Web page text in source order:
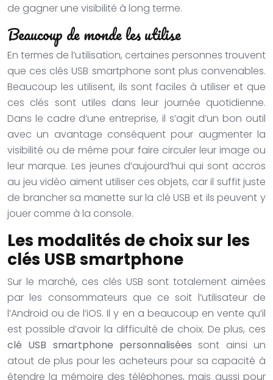
de gagner une visibilité à long terme.
Beaucoup de monde les utilise
En termes de l’utilisation, certaines personnes trouvent
que ces clés USB smartphone sont plus convenables.
Beaucoup les utilisent, ils sont faciles à utiliser et que
ces clés sont utiles dans leur journée quotidienne.
Dans le cadre d’une entreprise, il s’agit d’un bon outil
avec un avantage conséquent pour augmenter la
visibilité ou de même pour faire circuler leur image ou
leur marque. Les jeunes d’aujourd’hui qui sont accros
au jeu vidéo aiment utiliser ces objets, car il suffit juste
de brancher sa manette sur la clé USB et ils peuvent y
jouer comme à la console.
Les modalités de choix sur les
clés USB smartphone
Sur le marché, ces clés USB sont totalement aimées
par les consommateurs que ce soit l’utilisateur de
l’Android ou de l’iOS. Il y en a beaucoup en vente qu’il
est possible d’avoir la difficulté de choix. De plus, ces
clé USB smartphone personnalisées sont ainsi un
atout de plus pour les acheteurs pour sa capacité à
étendre la mémoire des téléphones, mais aussi pour